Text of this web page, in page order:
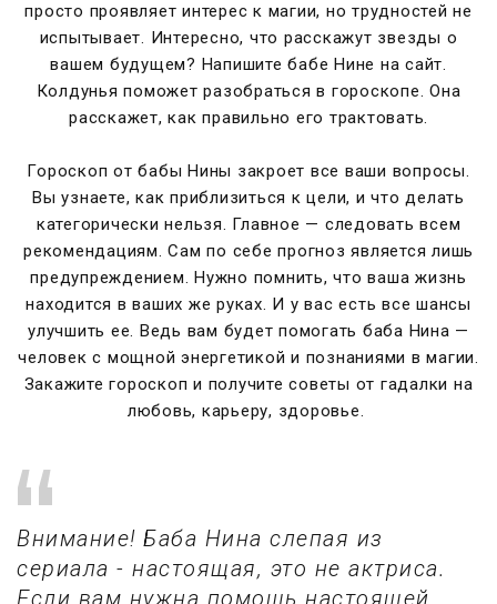
просто проявляет интерес к магии, но трудностей не
испытывает. Интересно, что расскажут звезды о
вашем будущем? Напишите бабе Нине на сайт.
Колдунья поможет разобраться в гороскопе. Она
расскажет, как правильно его трактовать.
Гороскоп от бабы Нины закроет все ваши вопросы.
Вы узнаете, как приблизиться к цели, и что делать
категорически нельзя. Главное — следовать всем
рекомендациям. Сам по себе прогноз является лишь
предупреждением. Нужно помнить, что ваша жизнь
находится в ваших же руках. И у вас есть все шансы
улучшить ее. Ведь вам будет помогать баба Нина —
человек с мощной энергетикой и познаниями в магии.
Закажите гороскоп и получите советы от гадалки на
любовь, карьеру, здоровье.
Внимание! Баба Нина слепая из
сериала - настоящая, это не актриса.
Если вам нужна помощь настоящей